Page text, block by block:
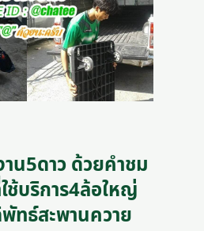
น5ดาว ด้วยคำชม
ช้บริการ4ล้อใหญ่
ทธ์สะพานควาย